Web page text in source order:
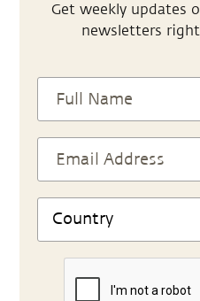
Get weekly updates
newsletters